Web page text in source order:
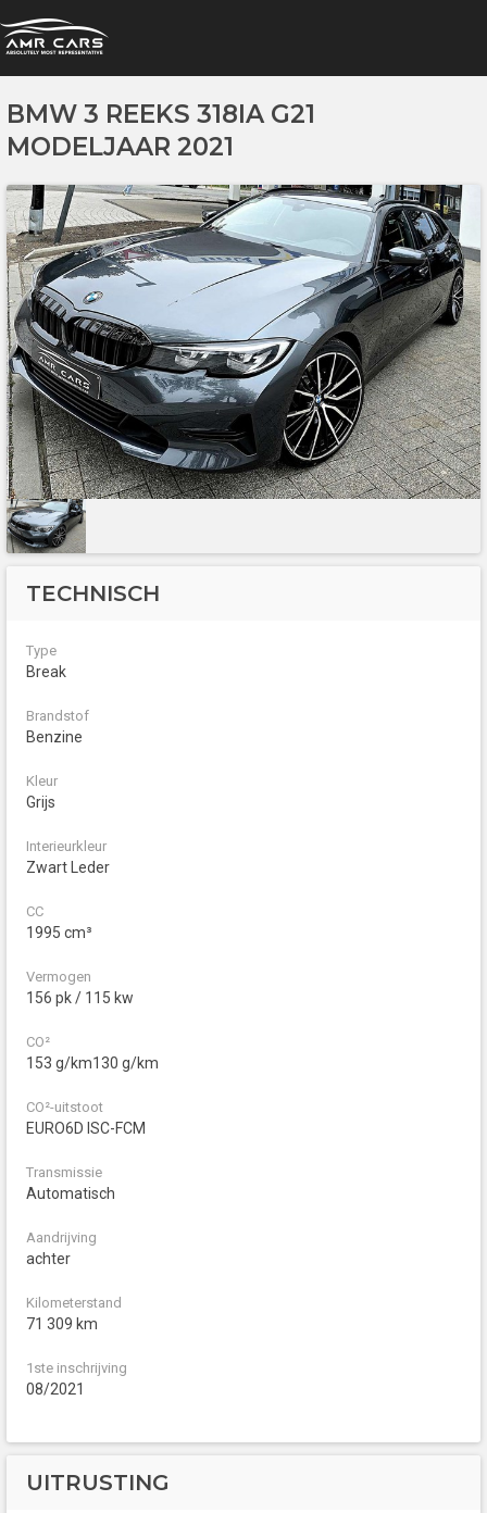
BMW 3 REEKS 318IA G21
MODELJAAR 2021
TECHNISCH
Type
Break
Brandstof
Benzine
Kleur
Grijs
Interieurkleur
Zwart Leder
CC
1995 cm³
Vermogen
156 pk / 115 kw
CO²
153 g/km130 g/km
CO²-uitstoot
EURO6D ISC-FCM
Transmissie
Automatisch
Aandrijving
achter
Kilometerstand
71 309 km
1ste inschrijving
08/2021
UITRUSTING